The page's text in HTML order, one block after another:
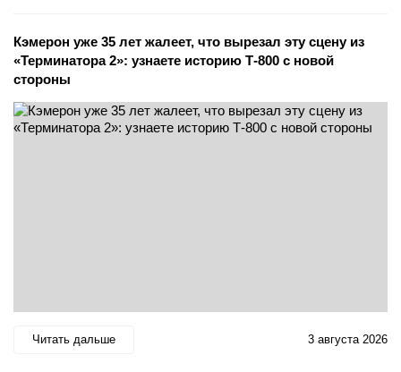
Кэмерон уже 35 лет жалеет, что вырезал эту сцену из
«Терминатора 2»: узнаете историю Т-800 с новой
стороны
Читать дальше 3 августа 2026